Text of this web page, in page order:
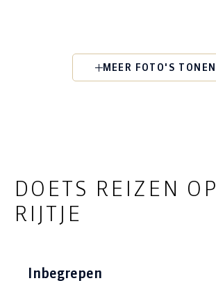
MEER FOTO'S TONEN
DOETS REIZEN
RIJTJE
Inbegrepen